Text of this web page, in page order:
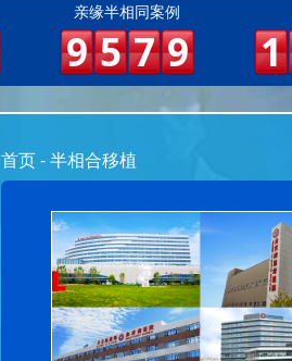
亲缘半相同案例
9 5 7 9 1
首页-半相合移植